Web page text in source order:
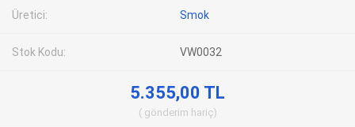
Üretici: Smok
Stok Kodu: VW0032
5.355,00 TL
gönderim hariç